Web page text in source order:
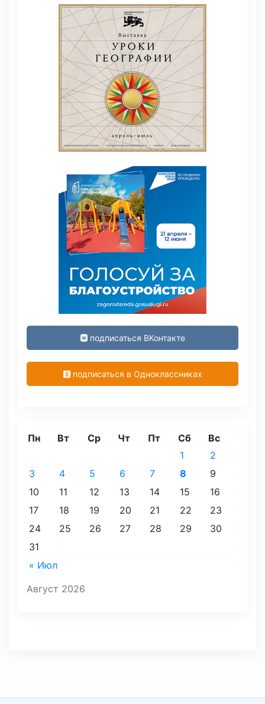
подписаться ВКонтакте
подписаться в Одноклассниках
Август 2026
Пн Вт Ср Чт Пт Сб Вс
« Июл
1
2
3
4 5 6 7 8
9
10
11 12 13 14 15
16
17
18 19 20 21 22
23
24
25 26 27 28 29
30
31